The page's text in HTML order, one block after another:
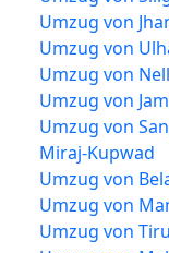
Umzug von
Umzug von
Umzug von
Umzug von
Umzug von
Miraj-Kupwad
Umzug von
Umzug von
Umzug von